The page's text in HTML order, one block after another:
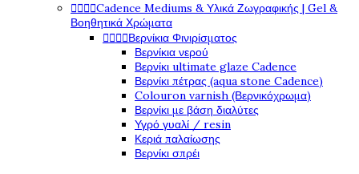
Cadence Mediums & Υλικά Ζωγραφικής | Gel &
Βοηθητικά Χρώματα
Βερνίκια Φινιρίσματος
Βερνίκια νερού
Βερνίκι ultimate glaze Cadence
Βερνίκι πέτρας (aqua stone Cadence)
Colouron varnish (Βερνικόχρωμα)
Βερνίκι με βάση διαλύτες
Υγρό γυαλί / resin
Κεριά παλαίωσης
Βερνίκι σπρέι